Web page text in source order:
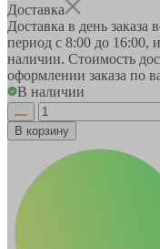
Доставка
Доставка в день
период с 8:00 до 16:00,
наличии. Стоимость
оформлении заказа по
В наличии
В корзину